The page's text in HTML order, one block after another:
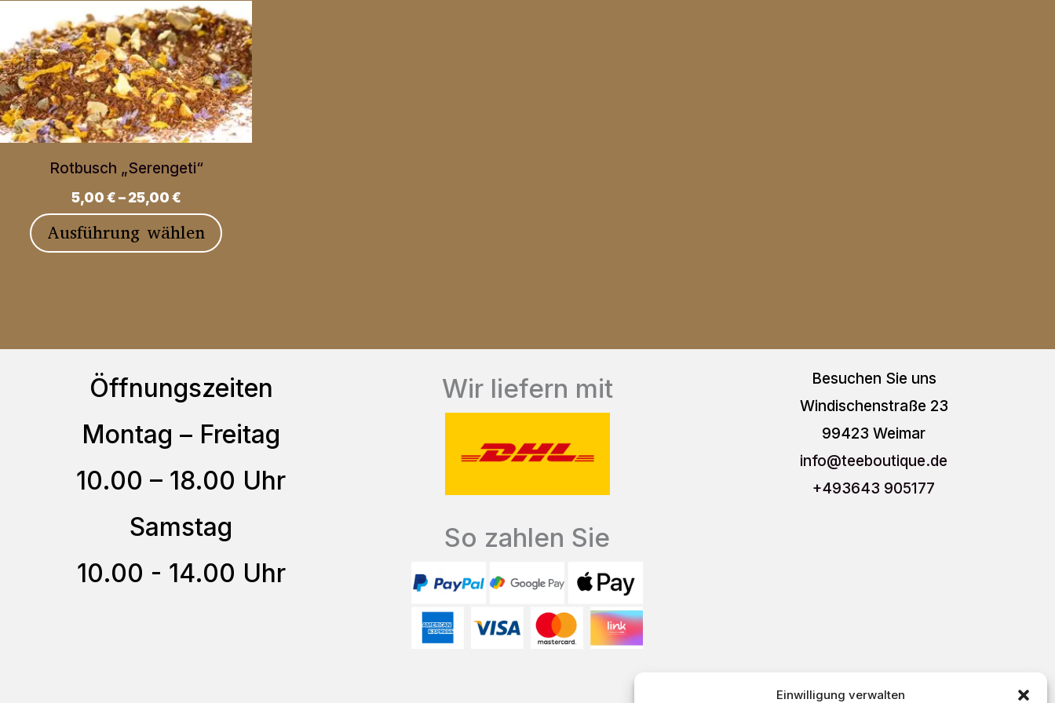
Einwilligung verwalten
Rotbusch „Serengeti“
5,00€–25,00€
Ausführung wählen
Dieses
Die
können
auf
Produktseite
werden
Öffnungszeiten
Montag – Freitag
10.00 – 18.00 Uhr
Samstag
10.00 - 14.00 Uhr
Wir liefern mit
So zahlen Sie
Besuchen Sie uns
Windischenstraße 23
99423 Weimar
info@teeboutique.de
+493643 905177